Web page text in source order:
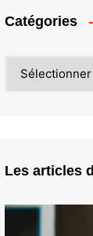
Catégories
Les articles